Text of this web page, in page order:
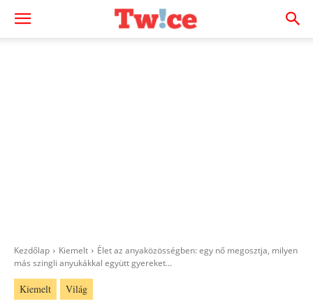
Kezdőlap Kiemelt
Élet az anyaközösségben: egy nő megosztja, milyen
más szingli anyukákkal együtt gyereket...
Kiemelt Világ